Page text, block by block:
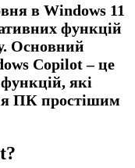
в Windows 11
функцій
Основний
Copilot – це
які
ПК простішим